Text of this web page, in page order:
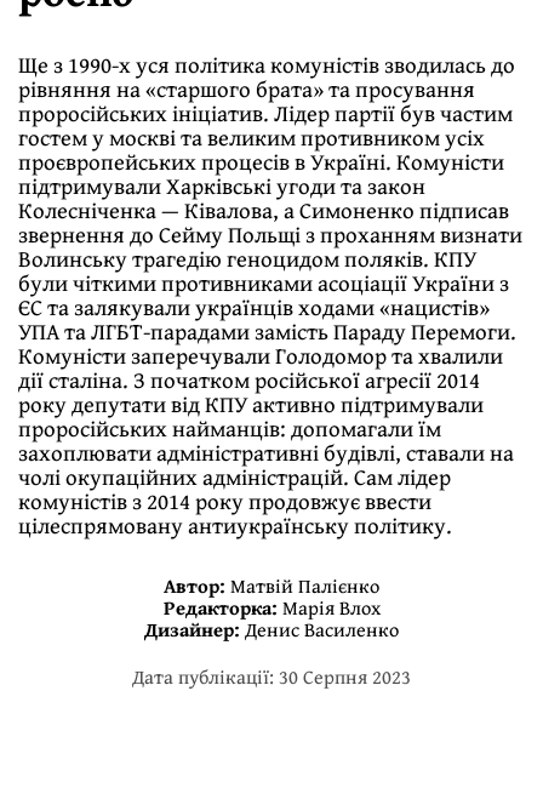
Ще з 1990-х уся політика комуністів зводилась до
рівняння на «старшого брата» та просування
проросійських ініціатив. Лідер партії був частим
гостем у москві та великим противником усіх
проєвропейських процесів в Україні. Комуністи
підтримували Харківські угоди та закон
Колесніченка — Ківалова, а Симоненко підписав
звернення до Сейму Польщі з проханням визнати
Волинську трагедію геноцидом поляків. КПУ
були чіткими противниками асоціації України з
ЄС та залякували українців ходами «нацистів»
УПА та ЛГБТ-парадами замість Параду Перемоги.
Комуністи заперечували Голодомор та хвалили
дії сталіна. З початком російської агресії 2014
року депутати від КПУ активно підтримували
проросійських найманців: допомагали їм
захоплювати адміністративні будівлі, ставали на
чолі окупаційних адміністрацій. Сам лідер
комуністів з 2014 року продовжує ввести
цілеспрямовану антиукраїнську політику.
Автор: Матвій Палієнко
Редакторка: Марія Влох
Дизайнер: Денис Василенко
Дата публікації: 30 Серпня 2023